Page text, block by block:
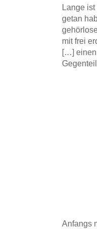
Lange
getan
mit frei
[…] einen
Anfangs